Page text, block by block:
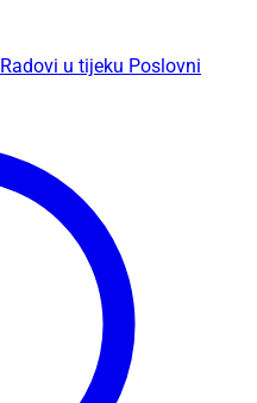
Radovi u tijeku Poslovni